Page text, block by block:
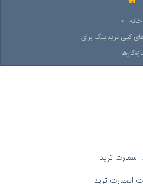
خانه >
کپی تریدینگ برای
اسمارت ترید
اسمارت ترید